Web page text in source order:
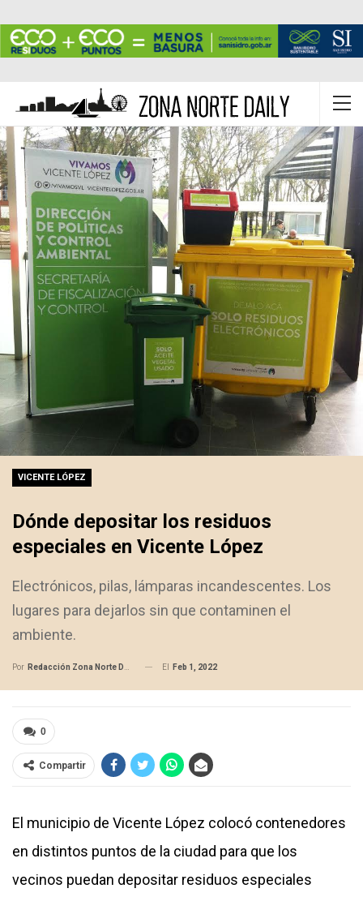
VICENTE LÓPEZ
Dónde depositar los residuos
especiales en Vicente López
Electrónicos, pilas, lámparas incandescentes. Los
lugares para dejarlos sin que contaminen el
ambiente.
Por Redacción Zona Norte Daily El Feb 1, 2022
0
Compartir
El municipio de Vicente López colocó contenedores
en distintos puntos de la ciudad para que los
vecinos puedan depositar residuos especiales